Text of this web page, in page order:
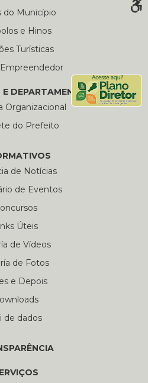
do Município
e Hinos
Turísticas
E DEPARTAMENTOS
Organizacional
do Prefeito
de Notícias
de Eventos
Úteis
de Vídeos
de Fotos
e Depois
de dados